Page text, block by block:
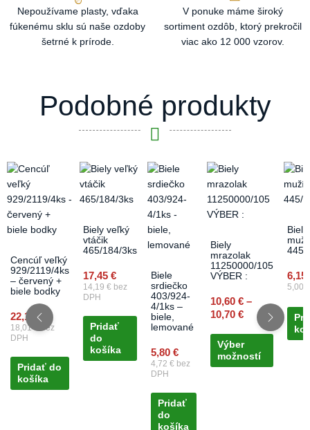
Nepoužívame plasty, vďaka
fúkenému sklu sú naše ozdoby
šetrné k prírode.
V ponuke máme široký
sortiment ozdôb, ktorý prekročil
viac ako 12 000 vzorov.
Podobné produkty
Cencúľ veľký
929/2119/4ks
– červený +
biele bodky
22,15€
18,01€
bez
DPH
Pridať do
košíka
Biely veľký
vtáčik
465/184/3ks
17,45 €
14,19 € bez
DPH
Pridať
do
košíka
Biele
srdiečko
403/924-
4/1ks –
biele,
lemované
5,80 €
4,72 € bez
DPH
Pridať
do
košíka
Biely
mrazolak
11250000/105
VÝBER :
10,60 € –
10,70 €
range:
10,60 €
10,70 €
Výber
možností
This
product
has
variants.
The
may
chosen
on
the
page
Biely
445/
6,15
5,00